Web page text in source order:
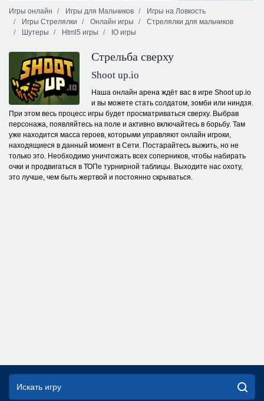
Игры онлайн
Игры для Мальчиков
Игры на Ловкость
Игры Стрелялки
Онлайн игры
Стрелялки для мальчиков
Шутеры
Html5 игры IO игры
Стрельба сверху
Shoot up.io
Наша онлайн арена ждёт вас в игре Shoot up.io
и вы можете стать солдатом, зомби или ниндзя.
При этом весь процесс игры будет просматриваться сверху. Выбрав
персонажа, появляйтесь на поле и активно включайтесь в борьбу. Там
уже находится масса героев, которыми управляют онлайн игроки,
находящиеся в данный момент в Сети. Постарайтесь выжить, но не
только это. Необходимо уничтожать всех соперников, чтобы набирать
очки и продвигаться в ТОПе турнирной таблицы. Выходите нас охоту,
это лучше, чем быть жертвой и постоянно скрываться.